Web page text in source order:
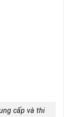
cấp và thi